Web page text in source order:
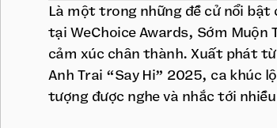
Là một trong những đề cử nổi
tại WeChoice Awards, Sớm Muộn
cảm xúc chân thành. Xuất phát
Anh Trai “Say Hi” 2025, ca khúc
tượng được nghe và nhắc tới